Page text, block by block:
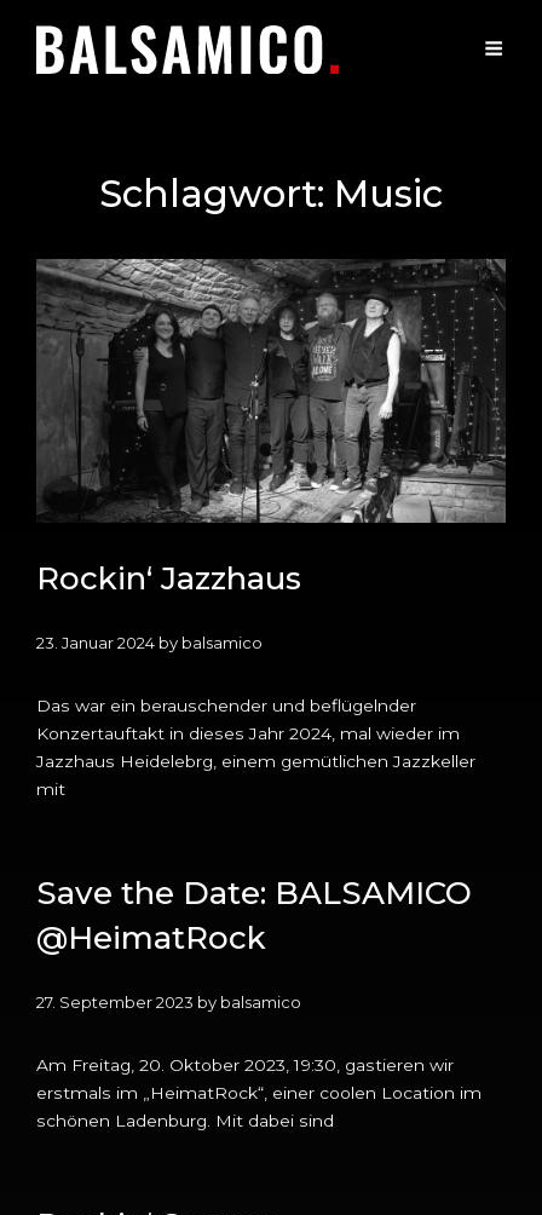
Schlagwort: Music
Rockin‘ Jazzhaus
23. Januar 2024 by balsamico
Das war ein berauschender und beflügelnder
Konzertauftakt in dieses Jahr 2024, mal wieder im
Jazzhaus Heidelebrg, einem gemütlichen Jazzkeller
mit
Save the Date: BALSAMICO
@HeimatRock
27. September 2023 by balsamico
Am Freitag, 20. Oktober 2023, 19:30, gastieren wir
erstmals im „HeimatRock“, einer coolen Location im
schönen Ladenburg. Mit dabei sind